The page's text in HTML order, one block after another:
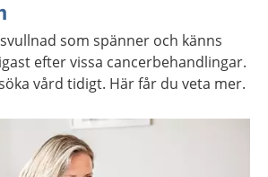
som spänner och känns
efter vissa cancerbehandlingar.
vård tidigt. Här får du veta mer.